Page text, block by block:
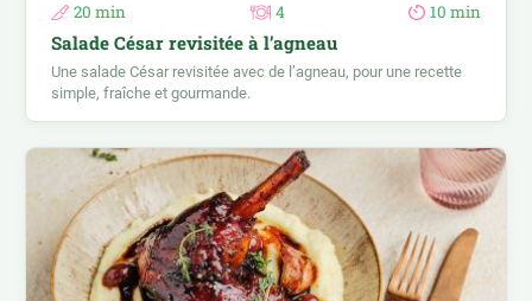
20 min 4 10 min
Salade César revisitée à l’agneau
Une salade César revisitée avec de l’agneau, pour une recette
simple, fraîche et gourmande.